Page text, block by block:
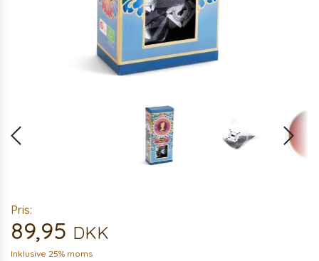
Pris:
89,95 DKK
Inklusive 25% moms